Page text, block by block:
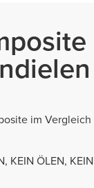
im
KEIN ÖLEN,